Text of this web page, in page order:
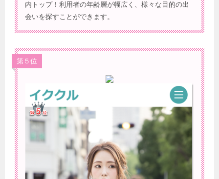
内トップ！利用者の年齢層が幅広く、様々な目的の出
会いを探すことができます。
第５位